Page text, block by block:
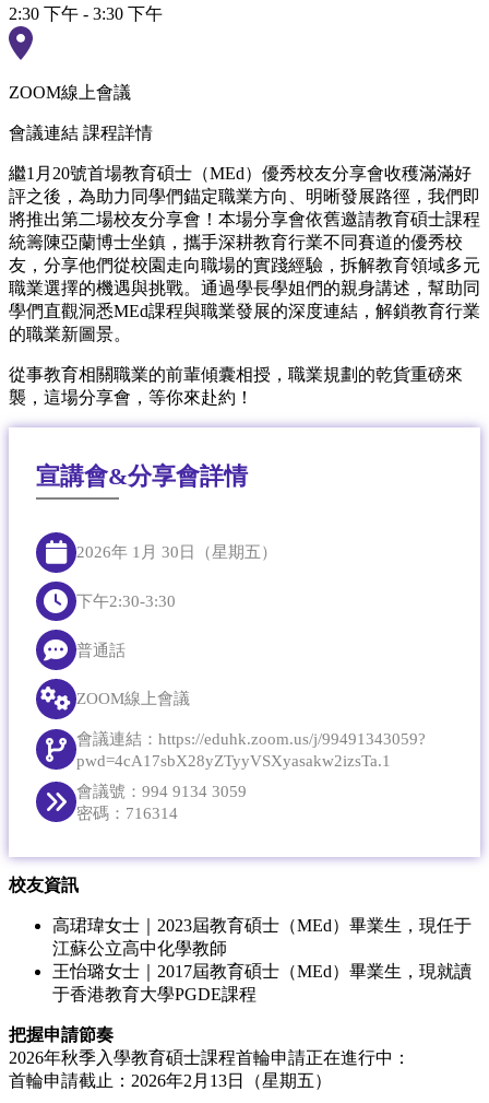
2:30 下午 - 3:30 下午
ZOOM線上會議
會議連結 課程詳情
繼1月20號首場教育碩士（MEd）優秀校友分享會收穫滿滿好
評之後，為助力同學們錨定職業方向、明晰發展路徑，我們即
將推出第二場校友分享會！本場分享會依舊邀請教育碩士課程
統籌陳亞蘭博士坐鎮，攜手深耕教育行業不同賽道的優秀校
友，分享他們從校園走向職場的實踐經驗，拆解教育領域多元
職業選擇的機遇與挑戰。通過學長學姐們的親身講述，幫助同
學們直觀洞悉MEd課程與職業發展的深度連結，解鎖教育行業
的職業新圖景。
從事教育相關職業的前輩傾囊相授，職業規劃的乾貨重磅來
襲，這場分享會，等你來赴約！
宣講會&分享會詳情
2026年 1月 30日（星期五）
下午2:30-3:30
普通話
ZOOM線上會議
會議連結： https://eduhk.zoom.us/j/99491343059?
pwd=4cA17sbX28yZTyyVSXyasakw2izsTa.1
會議號：994 9134 3059
密碼：716314
校友資訊
高珺瑋女士｜2023屆教育碩士（MEd）畢業生，現任于
江蘇公立高中化學教師
王怡璐女士｜2017屆教育碩士（MEd）畢業生，現就讀
于香港教育大學PGDE課程
把握申請節奏
2026年秋季入學教育碩士課程首輪申請正在進行中：
首輪申請截止：2026年2月13日（星期五）